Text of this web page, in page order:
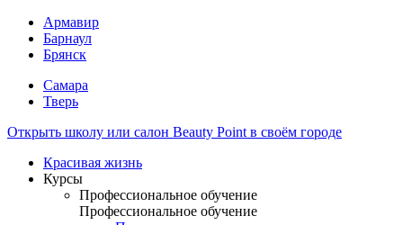
Армавир
Барнаул
Брянск
Самара
Тверь
Открыть школу или салон Beauty Point в своём городе
Красивая жизнь
Курсы
Профессиональное обучение
Профессиональное обучение